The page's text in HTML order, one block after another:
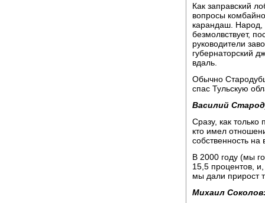
Как заправский
вопросы
карандаш. Народ,
безмолвствует,
руководители
губернаторский
вдаль.
Обычно
спас Тульскую
Василий
Сразу, как
кто имел
собственность на
В 2000 году (мы
15,5 процентов,
мы дали прирост
Михаил